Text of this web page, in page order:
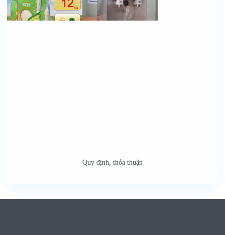
Quy định, thỏa thuận